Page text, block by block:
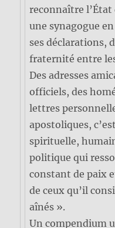
reconnaître l’État
une synagogue
ses déclarations,
fraternité entre
Des adresses
officiels, des
lettres
apostoliques,
spirituelle,
politique qui
constant de paix
de ceux qu’il
aînés ».
Un compendium